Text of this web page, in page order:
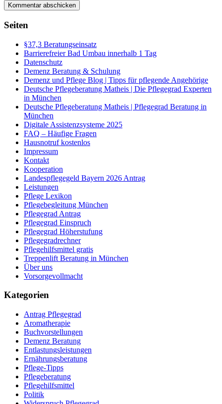
Seiten
§37,3 Beratungseinsatz
Barrierefreier Bad Umbau innerhalb 1 Tag
Datenschutz
Demenz Beratung & Schulung
Demenz und Pflege Blog | Tipps für pflegende Angehörige
Deutsche Pflegeberatung Matheis | Die Pflegegrad Experten
in München
Deutsche Pflegeberatung Matheis | Pflegegrad Beratung in
München
Digitale Assistenzsysteme 2025
FAQ – Häufige Fragen
Hausnotruf kostenlos
Impressum
Kontakt
Kooperation
Landespflegegeld Bayern 2026 Antrag
Leistungen
Pflege Lexikon
Pflegebegleitung München
Pflegegrad Antrag
Pflegegrad Einspruch
Pflegegrad Höherstufung
Pflegegradrechner
Pflegehilfsmittel gratis
Treppenlift Beratung in München
Über uns
Vorsorgevollmacht
Kategorien
Antrag Pflegegrad
Aromatherapie
Buchvorstellungen
Demenz Beratung
Entlastungsleistungen
Ernährungsberatung
Pflege-Tipps
Pflegeberatung
Pflegehilfsmittel
Politik